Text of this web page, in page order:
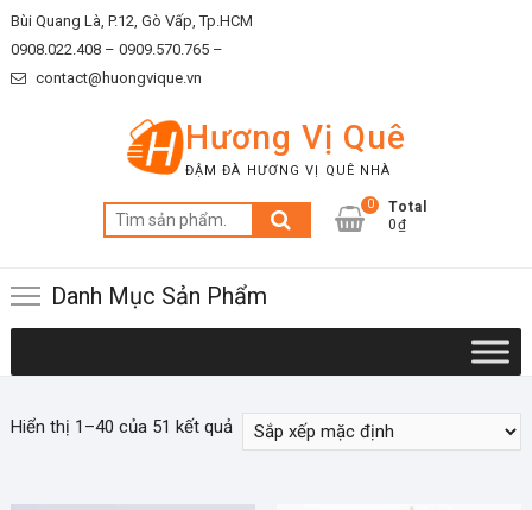
Skip
to
content
Bùi Quang Là, P.12, Gò Vấp, Tp.HCM
0908.022.408 – 0909.570.765 –
contact@huongvique.vn
Hương Vị Quê
ĐẬM ĐÀ HƯƠNG VỊ QUÊ NHÀ
Tìm
kiếm:
0
Total
0₫
Danh Mục Sản Phẩm
Hiển thị 1–40 của 51 kết quả